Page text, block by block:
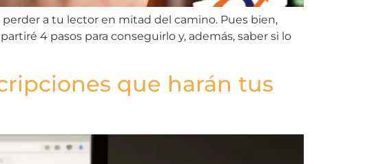
a tu lector en mitad del camino. Pues bien,
4 pasos para conseguirlo y, además, saber si lo
que harán tus